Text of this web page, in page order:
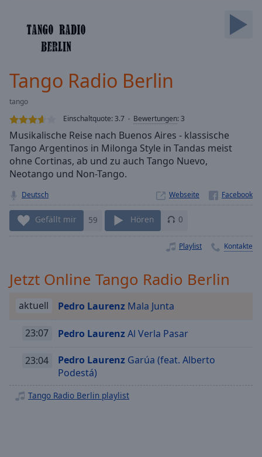
Forward
-:-
Loaded
0.00%
Stream
TypeLIVE
Seek to
currently
live LIVE
Remaining
Time-
Rate
Chapters
descriptions
off,
selected
Tango Radio Berlin
tango
Einschaltquote:3.7 Bewertungen:3
Musikalische Reise nach Buenos Aires - klassische
Tango Argentinos in Milonga Style in Tandas meist
ohne Cortinas, ab und zu auch Tango Nuevo,
Neotango und Non-Tango.
Deutsch Webseite
Gefällt mir 59 Hören 0
Playlist Kontakte
Jetzt Online Tango Radio Berlin
aktuell Pedro Laurenz Mala Junta
23:07 Pedro LaurenzAl Verla Pasar
23:04 Pedro Laurenz Garúa (feat. Alberto
Podestá)
Tango Radio Berlin playlist